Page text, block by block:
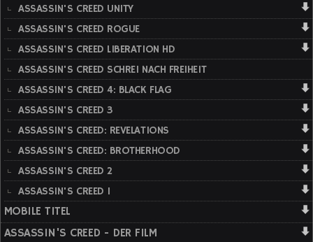
ASSASSIN'S CREED UNITY
ASSASSIN'S CREED ROGUE
ASSASSIN'S CREED LIBERATION HD
ASSASSIN'S CREED SCHREI NACH FREIHEIT
ASSASSIN'S CREED 4: BLACK FLAG
ASSASSIN'S CREED 3
ASSASSIN'S CREED: REVELATIONS
ASSASSIN'S CREED: BROTHERHOOD
ASSASSIN'S CREED 2
ASSASSIN'S CREED 1
MOBILE TITEL
ASSASSIN'S CREED - DER FILM